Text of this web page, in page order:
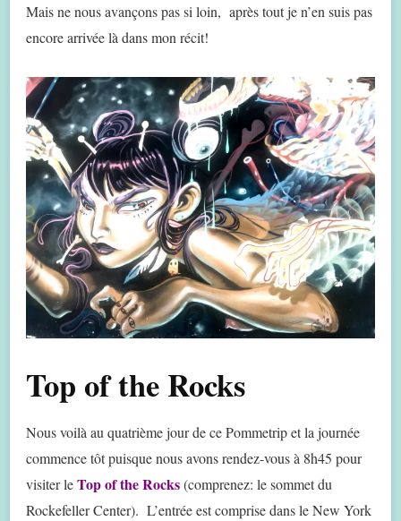
Mais ne nous avançons pas si loin, après tout je n’en suis pas
encore arrivée là dans mon récit!
Top of the Rocks
Nous voilà au quatrième jour de ce Pommetrip et la journée
commence tôt puisque nous avons rendez-vous à 8h45 pour
visiter leTop of the Rocks(comprenez: le sommet du
Rockefeller Center). L’entrée est comprise dans le New York